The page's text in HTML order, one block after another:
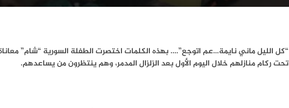
“كل الليل ماني نايمة…عم اتوجع”…. بهذه الكلمات اختصرت الطفلة السورية “شام”
تحت ركام منازلهم خلال اليوم الأول بعد الزلزال المدمر، وهم ينتظرون من يساعدهم.